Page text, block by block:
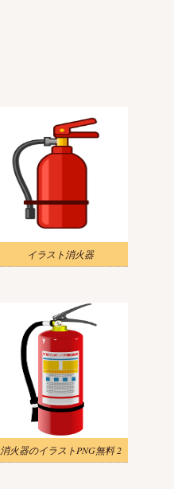
イラスト消火器
消火器のイラストPNG無料 2